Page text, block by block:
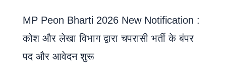
MP Peon Bharti 2026 New Notification :
कोश और लेखा विभाग द्वारा चपरासी भर्ती के बंपर
पद और आवेदन शुरू